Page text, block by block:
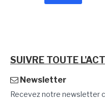
SUIVRE TOUTE
Newsletter
Recevez notre newsletter